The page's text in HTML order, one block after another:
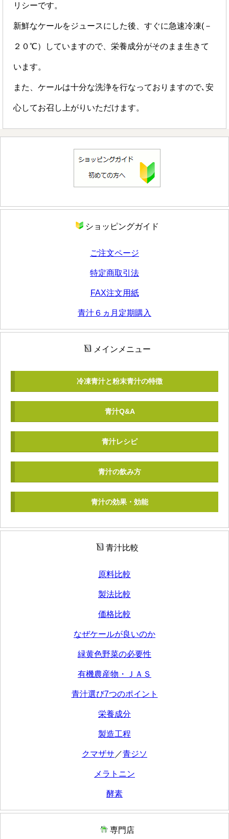
リシーです。
新鮮なケールをジュースにした後、すぐに急速冷凍(－
２０℃）していますので、栄養成分がそのまま生きて
います。
また、ケールは十分な洗浄を行なっておりますので､安
心してお召し上がりいただけます。
ショッピングガイド
ご注文ページ
特定商取引法
FAX注文用紙
青汁６ヵ月定期購入
メインメニュー
冷凍青汁と粉末青汁の特徴
青汁Q&A
青汁レシピ
青汁の飲み方
青汁の効果・効能
青汁比較
原料比較
製法比較
価格比較
なぜケールが良いのか
緑黄色野菜の必要性
有機農産物・ＪＡＳ
青汁選び7つのポイント
栄養成分
製造工程
クマザサ ／青ジソ
メラトニン
酵素
専門店